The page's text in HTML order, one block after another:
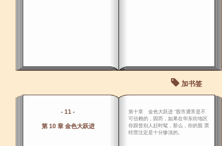
加书签
- 11 -
第 10 章 金色大跃进
第十章 金色大跃进 “股市通常是不
可信赖的，因而，如果在华东街地区
你跟曾别人赶时髦，那么，你的股 票
经营注定是十分惨淡的。